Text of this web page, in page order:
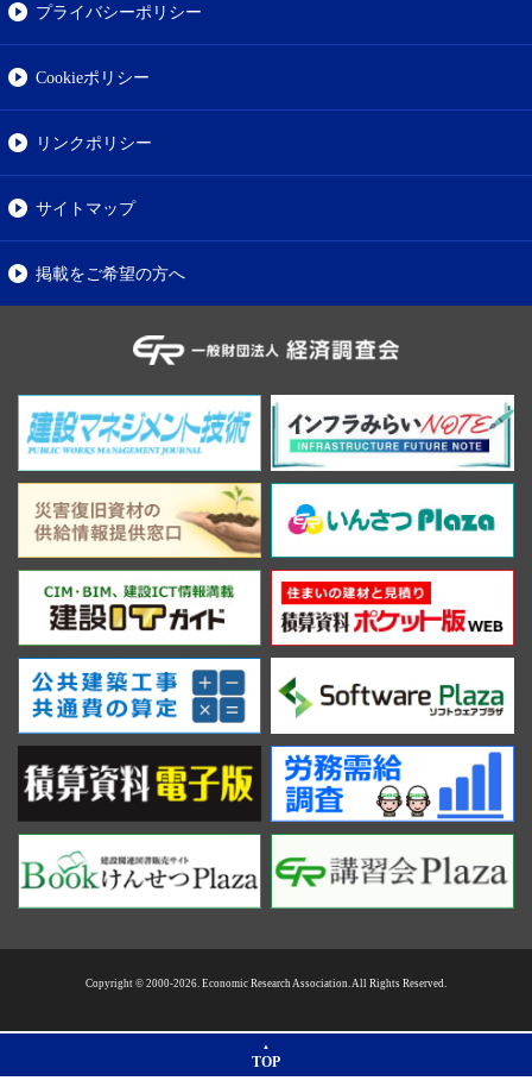
プライバシーポリシー
Cookieポリシー
リンクポリシー
サイトマップ
掲載をご希望の方へ
Copyright © 2000-2026. Economic Research Association. All Rights Reserved.
TOP